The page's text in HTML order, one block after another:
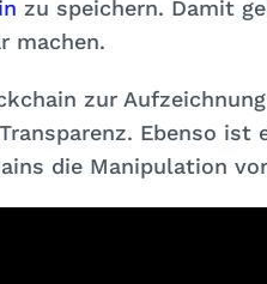
zu speichern. Damit
machen.
zur
Ebenso ist
die Manipulation